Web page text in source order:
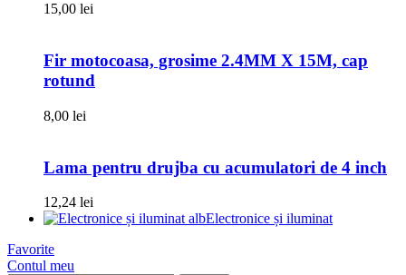
15,00 lei
Fir motocoasa, grosime 2.4MM X 15M, cap
rotund
8,00 lei
Lama pentru drujba cu acumulatori de 4 inch
12,24 lei
Electronice și iluminat
Favorite
Contul meu